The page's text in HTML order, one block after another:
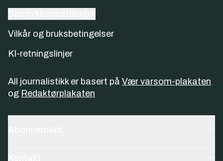
Vilkår og bruksbetingelser
KI-retningslinjer
All journalistikk er basert på Vær varsom-plakaten
og Redaktørplakaten